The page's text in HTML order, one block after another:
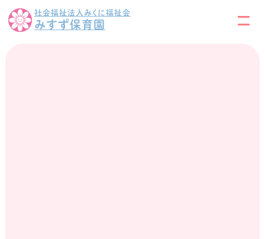
社会福祉法人みくに福祉会
みすず保育園